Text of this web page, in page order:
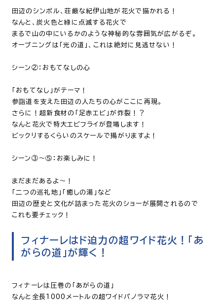
田辺のシンボル、荘厳な紀伊山地が花火で描かれる！
なんと、炭火色と緑に点滅する花火で
まるで山の中にいるかのような神秘的な雰囲気が広がるぞ。
オープニングは「光の道」、これは絶対に見逃せない！
シーン②：おもてなしの心
「おもてなし」がテーマ！
参詣道を支えた田辺の人たちの心がここに再現。
さらに！超新食材の「足赤エビ」が炸裂！？
なんと花火で特大エビフライが登場します！
ビックリするくらいのスケールで揚がりますよ！
シーン③～⑤：お楽しみに！
まだまだあるよ～！
「二つの巡礼地」「癒しの湯」など
田辺の歴史と文化が詰まった花火のショーが展開されるので
これも要チェック！
フィナーレはド迫力の超ワイド花火！「あ
がらの道」が輝く！
フィナーレは圧巻の「あがらの道」
なんと全長1000メートルの超ワイドパノラマ花火！